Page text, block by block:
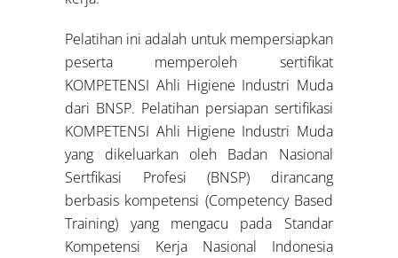
Pelatihan ini adalah untuk mempersiapkan
peserta memperoleh sertifikat
KOMPETENSI Ahli Higiene Industri Muda
dari BNSP. Pelatihan persiapan sertifikasi
KOMPETENSI Ahli Higiene Industri Muda
yang dikeluarkan oleh Badan Nasional
Sertfikasi Profesi (BNSP) dirancang
berbasis kompetensi (Competency Based
Training) yang mengacu pada Standar
Kompetensi Kerja Nasional Indonesia